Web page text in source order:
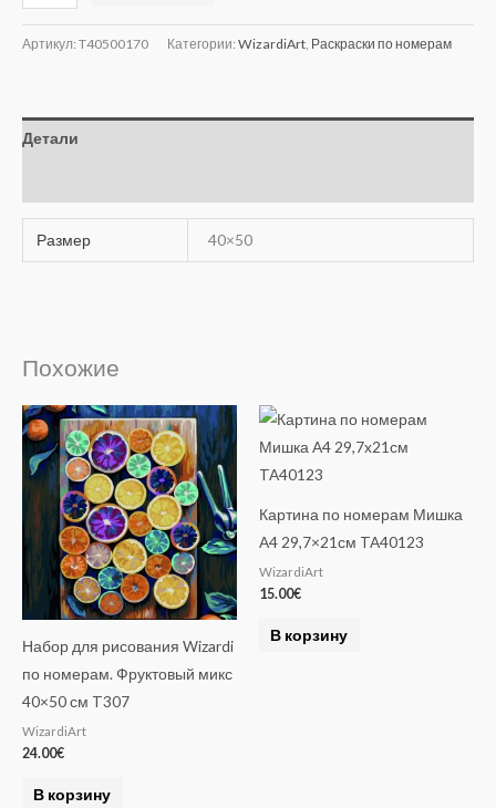
Артикул: T40500170 Категории: WizardiArt Раскраски по номерам
Детали
Размер 40×50
Похожие
Набор для рисования Wizardi
по номерам. Фруктовый микс
40×50 см T307
WizardiArt
24.00€
В корзину
Картина по номерам Мишка
A4 29,7×21см TA40123
WizardiArt
15.00€
В корзину